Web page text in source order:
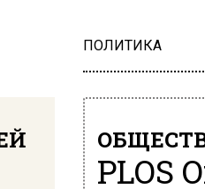
ПОЛИТИКА
PLOS